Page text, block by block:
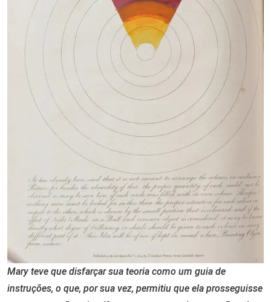
Mary teve que disfarçar sua teoria como um guia de
instruções, o que, por sua vez, permitiu que ela prosseguisse